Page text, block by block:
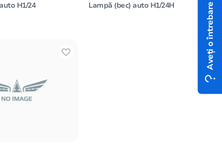
H1/24 Lampă (bec) auto H1/24H Aveți o întrebare